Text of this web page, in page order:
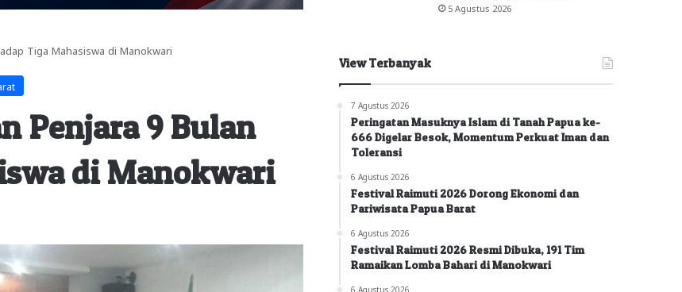
Tiga Mahasiswa di Manokwari
Penjara 9 Bulan
di Manokwari
5 Agustus 2026
View Terbanyak
7 Agustus 2026
Peringatan Masuknya Islam di Tanah Papua ke-
666 Digelar Besok, Momentum Perkuat Iman dan
Toleransi
6 Agustus 2026
Festival Raimuti 2026 Dorong Ekonomi dan
Pariwisata Papua Barat
6 Agustus 2026
Festival Raimuti 2026 Resmi Dibuka, 191 Tim
Ramaikan Lomba Bahari di Manokwari
6 Agustus 2026